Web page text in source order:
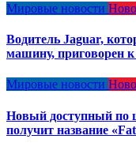
Мировые новости
Водитель Jaguar,
машину, приговорен
Мировые новости
Новый доступный по
получит название